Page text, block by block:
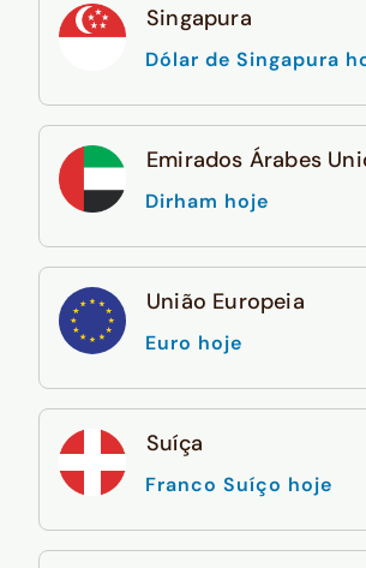
Singapura
Dólar de Singapura
Emirados Árabes
Dirham hoje
União Europeia
Euro hoje
Suíça
Franco Suíço hoje